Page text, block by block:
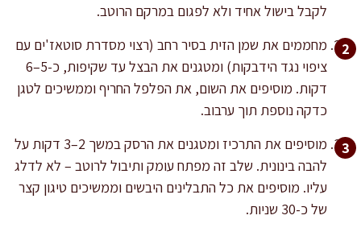
לקבל בישול אחיד ולא לפגום במרקם הרוטב.
מחממים את שמן הזית בסיר רחב (רצוי מסדרת סוטאז'ים עם
ציפוי נגד הידבקות) ומטגנים את הבצל עד שקיפות, כ-5–6
דקות. מוסיפים את השום, את הפלפל החריף וממשיכים לטגן
כדקה נוספת תוך ערבוב.
מוסיפים את התרכיז ומטגנים את הרסק במשך 2–3 דקות על
להבה בינונית. שלב זה מפתח עומק ותיבול לרוטב – לא לדלג
עליו. מוסיפים את כל התבלינים היבשים וממשיכים טיגון קצר
של כ-30 שניות.